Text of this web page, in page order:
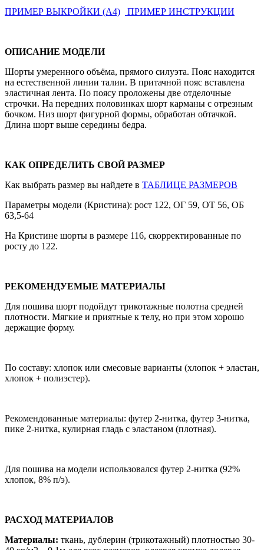
ПРИМЕР ВЫКРОЙКИ (А4) ПРИМЕР ИНСТРУКЦИИ
ОПИСАНИЕ МОДЕЛИ
Шорты умеренного объёма, прямого силуэта. Пояс находится
на естественной линии талии. В притачной пояс вставлена
эластичная лента. По поясу проложены две отделочные
строчки. На передних половинках шорт карманы с отрезным
бочком. Низ шорт фигурной формы, обработан обтачкой.
Длина шорт выше середины бедра.
КАК ОПРЕДЕЛИТЬ СВОЙ РАЗМЕР
Как выбрать размер вы найдете в ТАБЛИЦЕ РАЗМЕРОВ
Параметры модели (Кристина): рост 122, ОГ 59, ОТ 56, ОБ
63,5-64
На Кристине шорты в размере 116, скорректированные по
росту до 122.
РЕКОМЕНДУЕМЫЕ МАТЕРИАЛЫ
Для пошива шорт подойдут трикотажные полотна средней
плотности. Мягкие и приятные к телу, но при этом хорошо
держащие форму.
По составу: хлопок или смесовые варианты (хлопок + эластан,
хлопок + полиэстер).
Рекомендованные материалы: футер 2-нитка, футер 3-нитка,
пике 2-нитка, кулирная гладь с эластаном (плотная).
Для пошива на модели использовался футер 2-нитка (92%
хлопок, 8% п/э).
РАСХОД МАТЕРИАЛОВ
Материалы: ткань, дублерин (трикотажный) плотностью 30-